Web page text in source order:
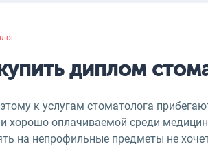
диплом
к услугам стоматолога
хорошо оплачиваемой среди
на непрофильные предметы не